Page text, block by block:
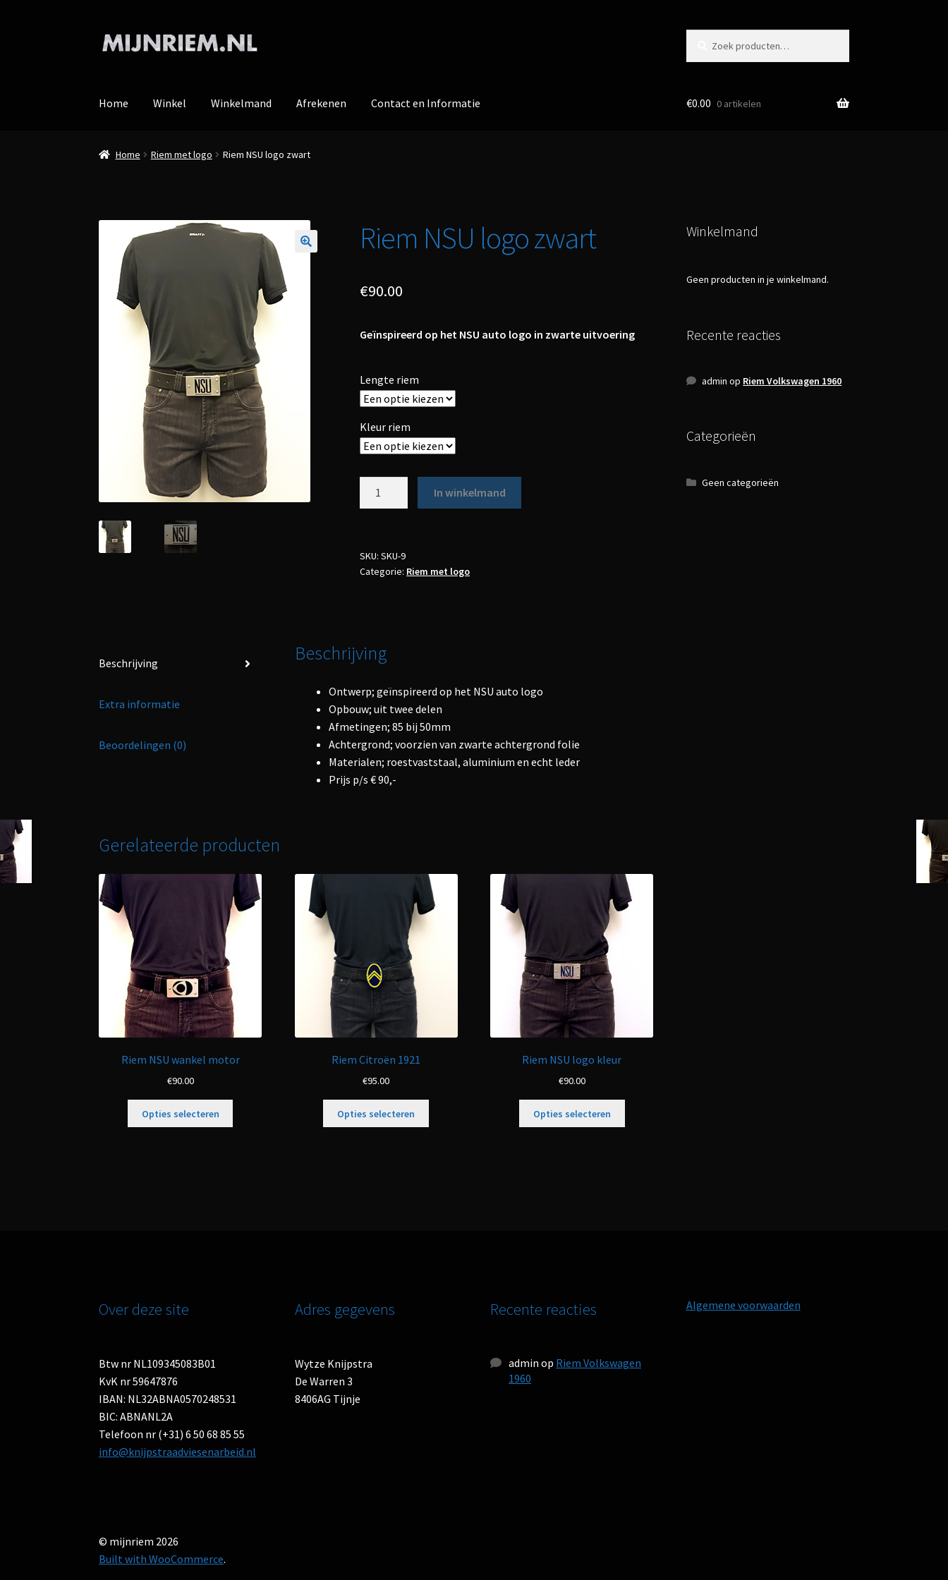
Ga
door
Ga
direct
inhoud
Home Winkel Winkelmand Afrekenen Contact en Informatie €0.00 0 artikelen
Home Riem met logo Riem NSU logo zwart
Riem NSU logo zwart
€90.00
Geïnspireerd op het NSU auto logo in zwarte uitvoering
Lengte riem
Kleur riem
In winkelmand
SKU:SKU-9
Categorie: Riem met logo
Beschrijving
Extra informatie
Beoordelingen (0)
Beschrijving
Ontwerp; geïnspireerd op het NSU auto logo
Opbouw; uit twee delen
Afmetingen; 85 bij 50mm
Achtergrond; voorzien van zwarte achtergrond folie
Materialen; roestvaststaal, aluminium en echt leder
Prijs p/s € 90,-
Gerelateerde producten
Riem NSU wankel motor
€90.00
Opties selecteren
Riem Citroën 1921
€95.00
Opties selecteren
Riem NSU logo kleur
€90.00
Opties selecteren
Winkelmand
Geen producten in je winkelmand.
Recente reacties
admin op Riem Volkswagen 1960
Categorieën
Geen categorieën
Over deze site
Btw nr NL109345083B01
KvK nr 59647876
IBAN: NL32ABNA0570248531
BIC: ABNANL2A
Telefoon nr (+31) 6 50 68 85 55
info@knijpstraadviesenarbeid.nl
Adres gegevens
Wytze Knijpstra
De Warren 3
8406AG Tijnje
Recente reacties
admin op Riem Volkswagen
1960
Algemene voorwaarden
© mijnriem 2026
Built with WooCommerce.